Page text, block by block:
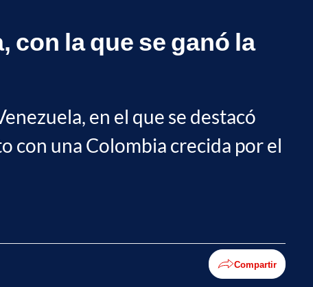
con la que se ganó la
en el que se destacó
con una Colombia crecida por el
Compartir